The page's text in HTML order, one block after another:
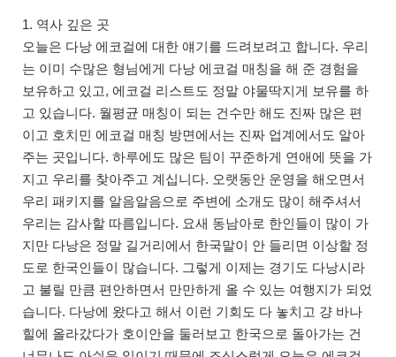
1. 역사 깊은 곳
오늘은 다낭 에코걸에 대한 얘기를 드려보려고 합니다. 우리
는 이미 수많은 형님에게 다낭 에코걸 매칭을 해 준 경험을
보유하고 있고, 에코걸 리스트도 정말 야물딱지게 보유를 하
고 있습니다. 월평균 매칭이 되는 건수만 해도 진짜 많은 편
이고 호치민 에코걸 매칭 방면에서는 진짜 업계에서도 알아
주는 곳입니다. 하루에도 많은 팀이 꾸준하게 연애에 뜻을 가
지고 우리를 찾아주고 계십니다. 오랫동안 운영을 해오면서
우리 패키지를 알음알음으로 주변에 소개도 많이 해주셔서
우리는 감사할 따름입니다. 요새 동남아로 한인들이 많이 가
지만 다낭은 정말 길거리에서 한국말이 안 들리면 이상할 정
도로 한국인들이 많습니다. 그렇게 이제는 경기도 다낭시라
고 불릴 만큼 편안하면서 만만하게 올 수 있는 여행지가 되었
습니다. 다낭에 왔다고 해서 이런 기회도 다 놓치고 걍 바나
힐에 올라갔다가 호이안을 둘러보고 한국으로 돌아가는 건